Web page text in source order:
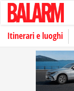
Itinerari e luoghi